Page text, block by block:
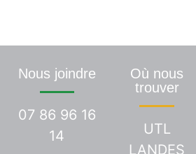
Nous joindre
07 86 96 16
14
Où nous
trouver
UTL
LANDES